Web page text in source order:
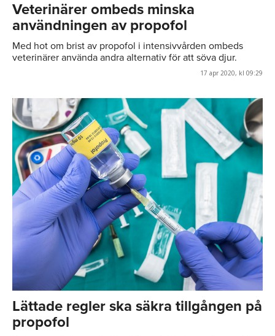
Veterinärer ombeds minska
användningen av propofol
Med hot om brist av propofol i intensivvården ombeds
veterinärer använda andra alternativ för att söva djur.
17 apr 2020, kl 09:29
Lättade regler ska säkra tillgången på
propofol